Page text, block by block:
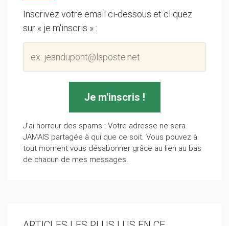
Inscrivez votre email ci-dessous et cliquez
sur « je m'inscris » :
J'ai horreur des spams : Votre adresse ne sera
JAMAIS partagée à qui que ce soit. Vous pouvez à
tout moment vous désabonner grâce au lien au bas
de chacun de mes messages.